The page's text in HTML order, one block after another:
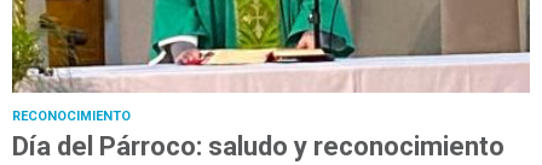
RECONOCIMIENTO
Día del Párroco: saludo y reconocimiento